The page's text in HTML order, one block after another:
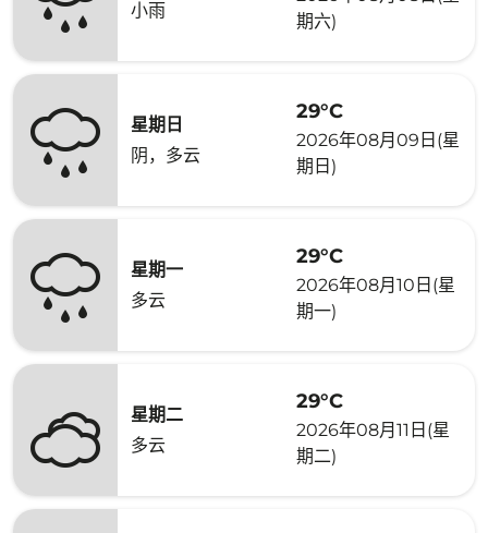
小雨
期六)
星期日
阴，多云
29°C
2026年08月09日(星
期日)
星期一
多云
29°C
2026年08月10日(星
期一)
星期二
多云
29°C
2026年08月11日(星
期二)